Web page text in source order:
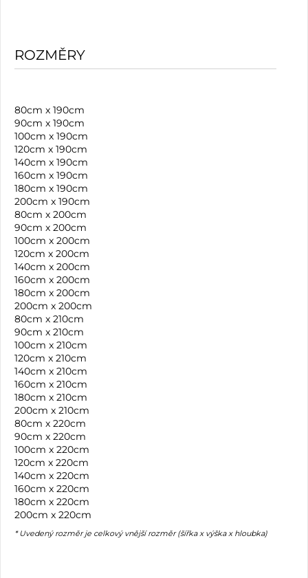
ROZMĚRY
80cm x 190cm
90cm x 190cm
100cm x 190cm
120cm x 190cm
140cm x 190cm
160cm x 190cm
180cm x 190cm
200cm x 190cm
80cm x 200cm
90cm x 200cm
100cm x 200cm
120cm x 200cm
140cm x 200cm
160cm x 200cm
180cm x 200cm
200cm x 200cm
80cm x 210cm
90cm x 210cm
100cm x 210cm
120cm x 210cm
140cm x 210cm
160cm x 210cm
180cm x 210cm
200cm x 210cm
80cm x 220cm
90cm x 220cm
100cm x 220cm
120cm x 220cm
140cm x 220cm
160cm x 220cm
180cm x 220cm
200cm x 220cm
* Uvedený rozměr je celkový vnější rozměr (šířka x výška x hloubka)